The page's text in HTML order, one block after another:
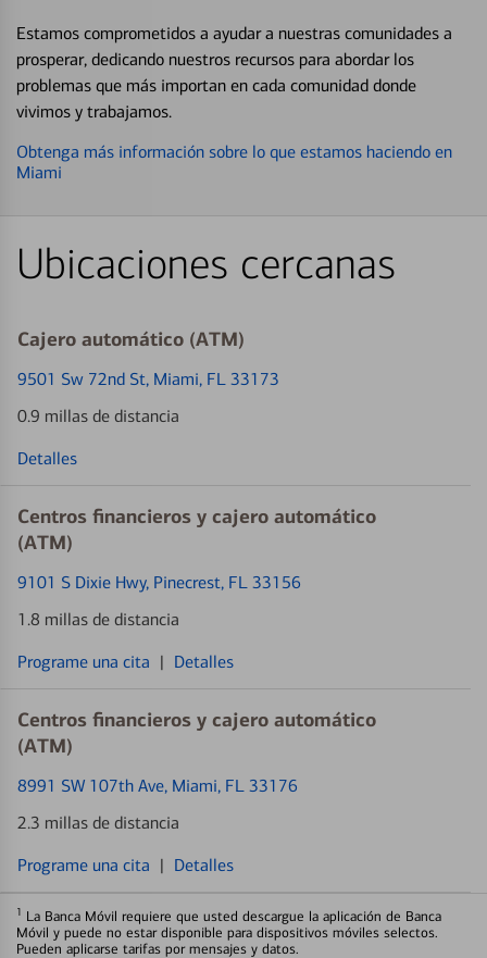
Estamos comprometidos a ayudar a nuestras comunidades a
prosperar, dedicando nuestros recursos para abordar los
problemas que más importan en cada comunidad donde
vivimos y trabajamos.
Obtenga más información sobre lo que estamos haciendo en
Miami
Ubicaciones cercanas
Cajero automático (ATM)
9501 Sw 72nd St, Miami, FL 33173
0.9 millas de distancia
Detalles
Centros financieros y cajero automático
(ATM)
9101 S Dixie Hwy, Pinecrest, FL 33156
1.8 millas de distancia
Programe una cita | Detalles
Centros financieros y cajero automático
(ATM)
8991 SW 107th Ave, Miami, FL 33176
2.3 millas de distancia
Programe una cita | Detalles
1 La Banca Móvil requiere que usted descargue la aplicación de Banca
Móvil y puede no estar disponible para dispositivos móviles selectos.
Pueden aplicarse tarifas por mensajes y datos.